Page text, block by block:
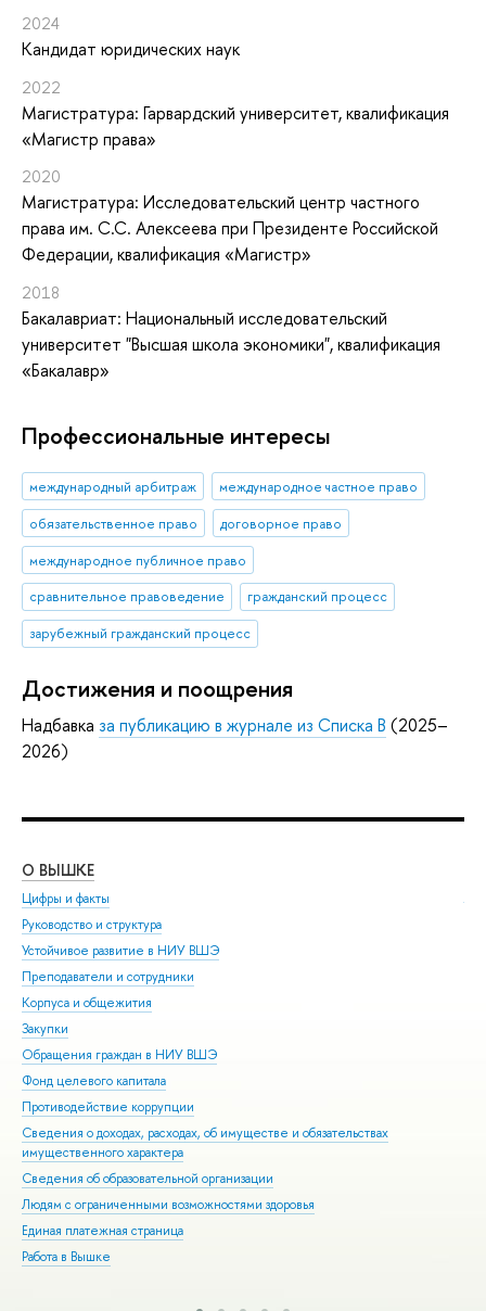
2024
Кандидат юридических наук
2022
Магистратура: Гарвардский университет, квалификация
«Магистр права»
2020
Магистратура: Исследовательский центр частного
права им. С.С. Алексеева при Президенте Российской
Федерации, квалификация «Магистр»
2018
Бакалавриат: Национальный исследовательский
университет "Высшая школа экономики", квалификация
«Бакалавр»
Профессиональные интересы
международный арбитраж
международное частное право
обязательственное право
договорное право
международное публичное право
сравнительное правоведение
гражданский процесс
зарубежный гражданский процесс
Достижения и поощрения
Надбавка за публикацию в журнале из Списка B (2025–
2026)
О ВЫШКЕ
Цифры и факты
Руководство и структура
Устойчивое развитие в НИУ ВШЭ
Преподаватели и сотрудники
Корпуса и общежития
Закупки
Обращения граждан в НИУ ВШЭ
Фонд целевого капитала
Противодействие коррупции
Сведения о доходах, расходах, об имуществе и обязательствах
имущественного характера
Сведения об образовательной организации
Людям с ограниченными возможностями здоровья
Единая платежная страница
Работа в Вышке